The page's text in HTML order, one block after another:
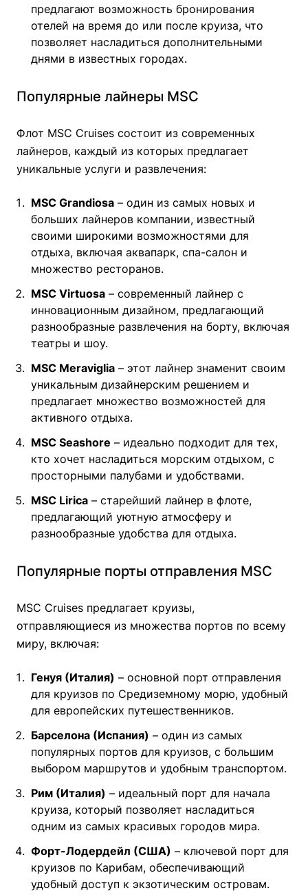
предлагают возможность бронирования
отелей на время до или после круиза, что
позволяет насладиться дополнительными
днями в известных городах.
Популярные лайнеры MSC
Флот MSC Cruises состоит из современных
лайнеров, каждый из которых предлагает
уникальные услуги и развлечения:
MSC Grandiosa – один из самых новых и
больших лайнеров компании, известный
своими широкими возможностями для
отдыха, включая аквапарк, спа-салон и
множество ресторанов.
MSC Virtuosa – современный лайнер с
инновационным дизайном, предлагающий
разнообразные развлечения на борту, включая
театры и шоу.
MSC Meraviglia – этот лайнер знаменит своим
уникальным дизайнерским решением и
предлагает множество возможностей для
активного отдыха.
MSC Seashore – идеально подходит для тех,
кто хочет насладиться морским отдыхом, с
просторными палубами и удобствами.
MSC Lirica – старейший лайнер в флоте,
предлагающий уютную атмосферу и
разнообразные удобства для отдыха.
Популярные порты отправления MSC
MSC Cruises предлагает круизы,
отправляющиеся из множества портов по всему
миру, включая:
Генуя (Италия) – основной порт отправления
для круизов по Средиземному морю, удобный
для европейских путешественников.
Барселона (Испания) – один из самых
популярных портов для круизов, с большим
выбором маршрутов и удобным транспортом.
Рим (Италия) – идеальный порт для начала
круиза, который позволяет насладиться
одним из самых красивых городов мира.
Форт-Лодердейл (США) – ключевой порт для
круизов по Карибам, обеспечивающий
удобный доступ к экзотическим островам.